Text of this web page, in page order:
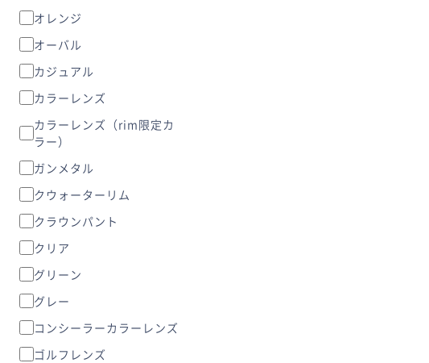
オレンジ
オーバル
カジュアル
カラーレンズ
カラーレンズ（rim限定カ
ラー）
ガンメタル
クウォーターリム
クラウンパント
クリア
グリーン
グレー
コンシーラーカラーレンズ
ゴルフレンズ